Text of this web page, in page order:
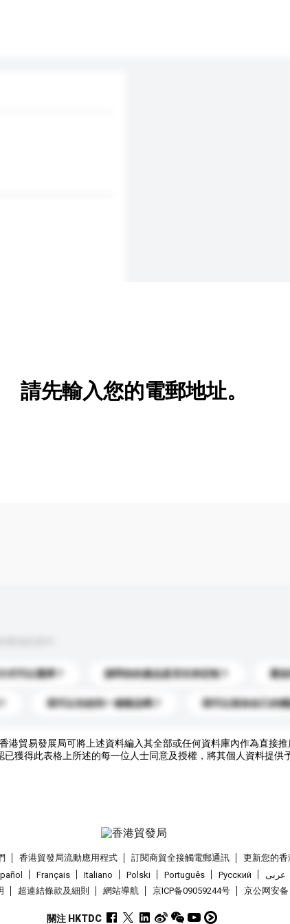
新增/刪除選項
式可以選擇？ 請問你的產品是否支持定制？ 運
我可以先收到一個樣品嗎？ 我可以添加自己的標
請先輸入您的電郵地址。
港貿易發展局可將上述資料編入其全部或任何資料庫內作為直接
獲得此表格上所述的每一位人士同意及授權，將其個人資料提供
香港貿發局流動應用程式 訂閱商貿全接觸電郵通訊 更新您的
Français Italiano Polski Português Pусский عربى
超連結條款及細則 網站導航 京ICP备09059244号 京公网安
關注 HKTDC